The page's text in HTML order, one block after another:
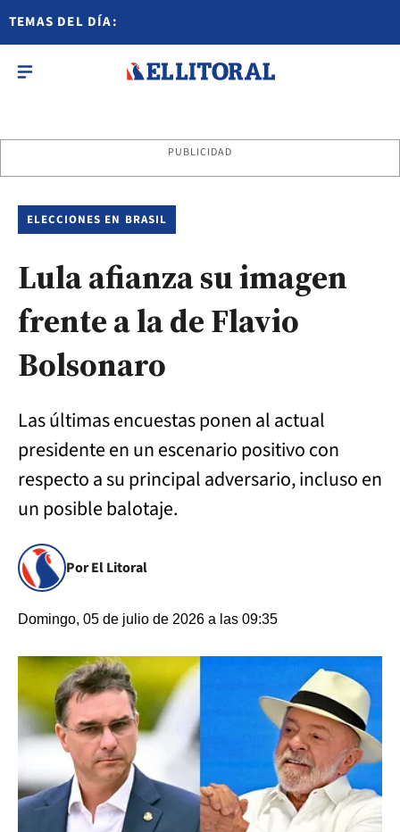
TEMAS DEL DÍA:
PUBLICIDAD
ELECCIONES EN BRASIL
Lula afianza su imagen
frente a la de Flavio
Bolsonaro
Las últimas encuestas ponen al actual
presidente en un escenario positivo con
respecto a su principal adversario, incluso en
un posible balotaje.
Por El Litoral
Domingo, 05 de julio de 2026 a las 09:35